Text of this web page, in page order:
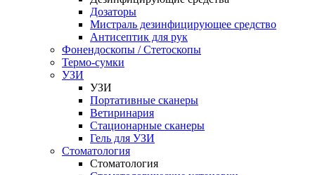
Дозаторы
Мистраль дезинфицирующее средство
Антисептик для рук
Фонендоскопы / Стетоскопы
Термо-сумки
УЗИ
УЗИ
Портативные сканеры
Ветиринария
Стационарные сканеры
Гель для УЗИ
Стоматология
Стоматология